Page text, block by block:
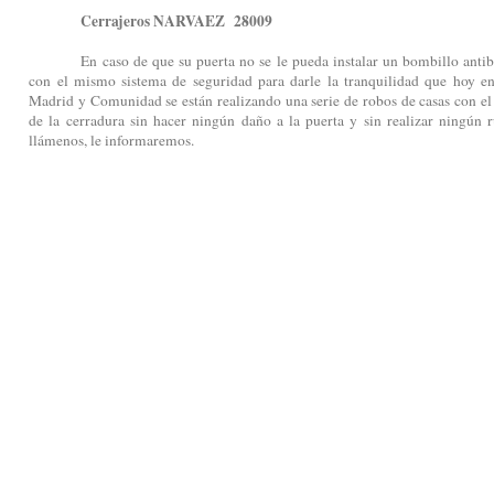
Cerrajeros NARVAEZ 28009
En caso de que su puerta no se le pueda instalar un bombillo
con el mismo sistema de seguridad para darle la tranquilidad que hoy
Madrid y Comunidad se están realizando una serie de robos de casas con
de la cerradura sin hacer ningún daño a la puerta y sin realizar ningún
llámenos, le informaremos.